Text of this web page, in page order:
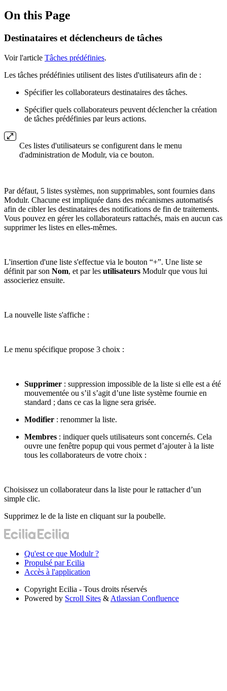
On this Page
Destinataires et déclencheurs de tâches
Voir l'article Tâches prédéfinies.
Les tâches prédéfinies utilisent des listes d'utilisateurs afin de :
Spécifier les collaborateurs destinataires des tâches.
Spécifier quels collaborateurs peuvent déclencher la création
de tâches prédéfinies par leurs actions.
Ces listes d'utilisateurs se configurent dans le menu
d'administration de Modulr, via ce bouton.
Par défaut, 5 listes systèmes, non supprimables, sont fournies dans
Modulr. Chacune est impliquée dans des mécanismes automatisés
afin de cibler les destinataires des notifications de fin de traitements.
Vous pouvez en gérer les collaborateurs rattachés, mais en aucun cas
supprimer les listes en elles-mêmes.
L'insertion d'une liste s'effectue via le bouton “+”. Une liste se
définit par son Nom, et par les utilisateurs Modulr que vous lui
associeriez ensuite.
La nouvelle liste s'affiche :
Le menu spécifique propose 3 choix :
Supprimer : suppression impossible de la liste si elle est a été
mouvementée ou s’il s’agit d’une liste système fournie en
standard ; dans ce cas la ligne sera grisée.
Modifier : renommer la liste.
Membres : indiquer quels utilisateurs sont concernés. Cela
ouvre une fenêtre popup qui vous permet d’ajouter à la liste
tous les collaborateurs de votre choix :
Choisissez un collaborateur dans la liste pour le rattacher d’un
simple clic.
Supprimez le de la liste en cliquant sur la poubelle.
Qu'est ce que Modulr ?
Propulsé par Ecilia
Accès à l'application
Copyright Ecilia - Tous droits réservés
Powered by Scroll Sites & Atlassian Confluence